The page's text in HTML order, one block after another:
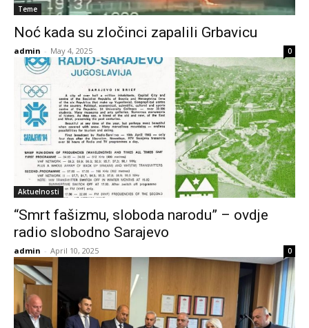
Teme
Noć kada su zločinci zapalili Grbavicu
admin - May 4, 2025 0
Aktuelnosti
“Smrt fašizmu, sloboda narodu” – ovdje
radio slobodno Sarajevo
admin - April 10, 2025 0